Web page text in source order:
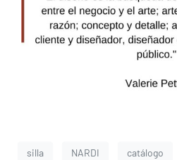
silla NARDI catálogo